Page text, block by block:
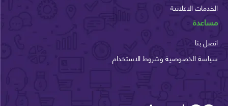
الخدمات الاعلانية
مساعدة
اتصل بنا
سياسة الخصوصية وشروط الاستخدام